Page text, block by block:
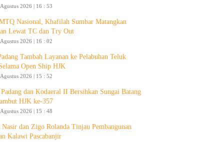
2026 | 16 : 53
Nasional, Khafilah Sumbar Matangkan
Lewat TC dan Try Out
2026 | 16 : 02
Tambah Layanan ke Pelabuhan Teluk
Open Ship HJK
2026 | 15 : 52
dan Kodaeral II Bersihkan Sungai Batang
HJK ke-357
2026 | 15 : 48
Nasir dan Zigo Rolanda Tinjau Pembangunan
Kalawi Pascabanjir